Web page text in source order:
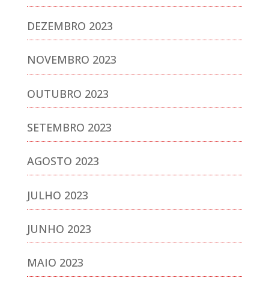
DEZEMBRO 2023
NOVEMBRO 2023
OUTUBRO 2023
SETEMBRO 2023
AGOSTO 2023
JULHO 2023
JUNHO 2023
MAIO 2023